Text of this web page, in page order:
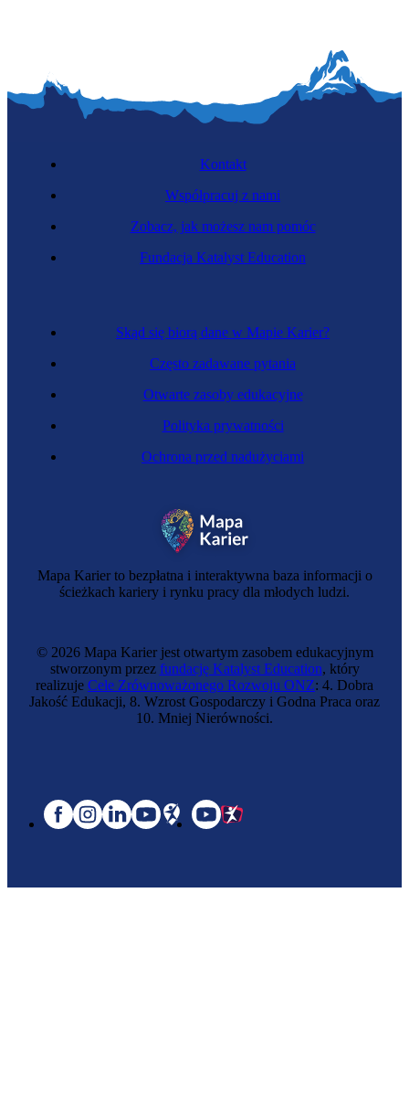
Mapa Karier to bezpłatna i interaktywna baza informacji o
ścieżkach kariery i rynku pracy dla młodych ludzi.
Skąd się biorą dane w Mapie Karier?
Często zadawane pytania
Otwarte zasoby edukacyjne
Polityka prywatności
Ochrona przed nadużyciami
Kontakt
Współpracuj z nami
Zobacz, jak możesz nam pomóc
Fundacja Katalyst Education
© 2026 Mapa Karier jest otwartym zasobem edukacyjnym
stworzonym przez fundację Katalyst Education, który
realizuje Cele Zrównoważonego Rozwoju ONZ: 4. Dobra
Jakość Edukacji, 8. Wzrost Gospodarczy i Godna Praca oraz
10. Mniej Nierówności.